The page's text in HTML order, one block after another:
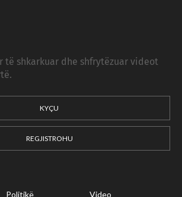
të shkarkuar dhe shfrytëzuar videot
KYÇU
REGJISTROHU
Politikë
Video